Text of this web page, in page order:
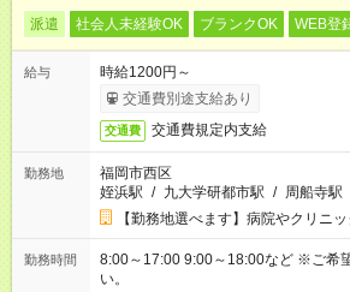
派遣 社会人未経験OK ブランクOK WEB登
給与
時給1200円～
交通費別途支給あり
交通費 交通費規定内支給
勤務地
福岡市西区
姪浜駅 / 九大学研都市駅 / 周船寺駅
【勤務地選べます】病院やクリニッ
勤務時間
8:00～17:00 9:00～18:00など ※ご希
い。